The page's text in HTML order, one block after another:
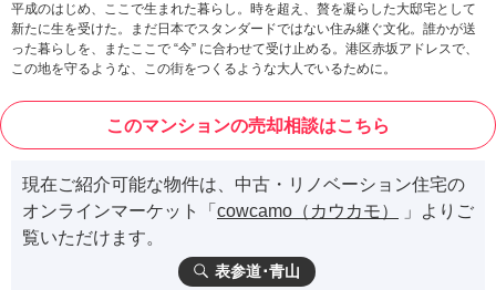
平成のはじめ、ここで生まれた暮らし。時を超え、贅を凝らした大邸宅として
新たに生を受けた。まだ日本でスタンダードではない住み継ぐ文化。誰かが送
った暮らしを、またここで “今” に合わせて受け止める。港区赤坂アドレスで、
この地を守るような、この街をつくるような大人でいるために。
このマンションの売却相談はこちら
現在ご紹介可能な物件は、中古・リノベーション住宅の
オンラインマーケット「 cowcamo（カウカモ）
」よりご
覧いただけます。
表参道･青山